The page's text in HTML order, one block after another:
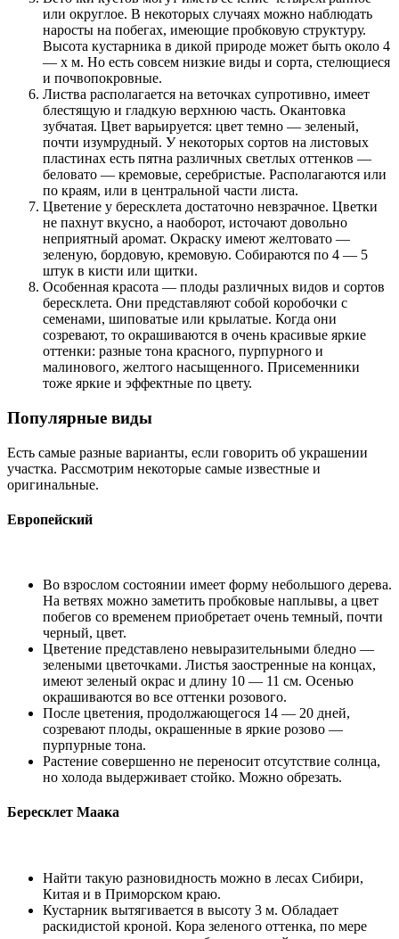
или округлое. В некоторых случаях можно наблюдать
наросты на побегах, имеющие пробковую структуру.
Высота кустарника в дикой природе может быть около 4
— х м. Но есть совсем низкие виды и сорта, стелющиеся
и почвопокровные.
Листва располагается на веточках супротивно, имеет
блестящую и гладкую верхнюю часть. Окантовка
зубчатая. Цвет варьируется: цвет темно — зеленый,
почти изумрудный. У некоторых сортов на листовых
пластинах есть пятна различных светлых оттенков —
беловато — кремовые, серебристые. Располагаются или
по краям, или в центральной части листа.
Цветение у бересклета достаточно невзрачное. Цветки
не пахнут вкусно, а наоборот, источают довольно
неприятный аромат. Окраску имеют желтовато —
зеленую, бордовую, кремовую. Собираются по 4 — 5
штук в кисти или щитки.
Особенная красота — плоды различных видов и сортов
бересклета. Они представляют собой коробочки с
семенами, шиповатые или крылатые. Когда они
созревают, то окрашиваются в очень красивые яркие
оттенки: разные тона красного, пурпурного и
малинового, желтого насыщенного. Присеменники
тоже яркие и эффектные по цвету.
Популярные виды
Есть самые разные варианты, если говорить об украшении
участка. Рассмотрим некоторые самые известные и
оригинальные.
Европейский
Во взрослом состоянии имеет форму небольшого дерева.
На ветвях можно заметить пробковые наплывы, а цвет
побегов со временем приобретает очень темный, почти
черный, цвет.
Цветение представлено невыразительными бледно —
зелеными цветочками. Листья заостренные на концах,
имеют зеленый окрас и длину 10 — 11 см. Осенью
окрашиваются во все оттенки розового.
После цветения, продолжающегося 14 — 20 дней,
созревают плоды, окрашенные в яркие розово —
пурпурные тона.
Растение совершенно не переносит отсутствие солнца,
но холода выдерживает стойко. Можно обрезать.
Бересклет Маака
Найти такую разновидность можно в лесах Сибири,
Китая и в Приморском краю.
Кустарник вытягивается в высоту 3 м. Обладает
раскидистой кроной. Кора зеленого оттенка, по мере